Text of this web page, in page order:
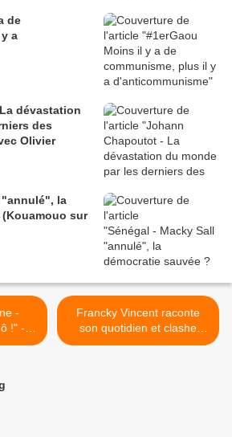
de
a
dévastation
des
Olivier
"annulé", la
sur
!" -
Francky Vincent raconte
son quotidien et clashe
comme aucun rappeur